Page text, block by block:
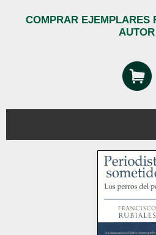
COMPRAR EJEMPLARES
AUTOR